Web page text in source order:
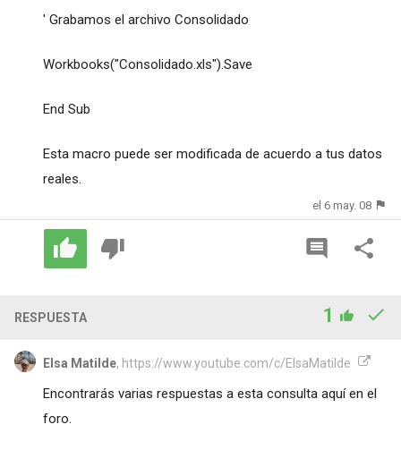
' Grabamos el archivo Consolidado
Workbooks("Consolidado.xls").Save
End Sub
Esta macro puede ser modificada de acuerdo a tus datos
reales.
el 6 may. 08
RESPUESTA 1
Elsa Matilde, https://www.youtube.com/c/ElsaMatilde
Encontrarás varias respuestas a esta consulta aquí en el
foro.